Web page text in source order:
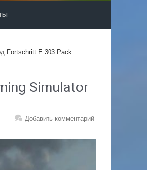
Fortschritt E 303 Pack
Simulator
Добавить комментарий